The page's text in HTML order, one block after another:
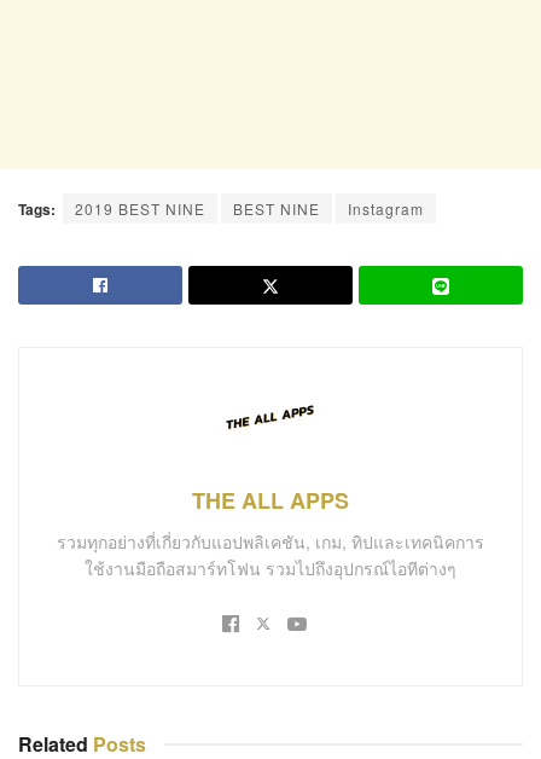
Tags: 2019 BEST NINE BEST NINE Instagram
THE ALL APPS
รวมทุกอย่างที่เกี่ยวกับแอปพลิเคชัน, เกม, ทิปและเทคนิคการ
ใช้งานมือถือสมาร์ทโฟน รวมไปถึงอุปกรณ์ไอทีต่างๆ
Related Posts